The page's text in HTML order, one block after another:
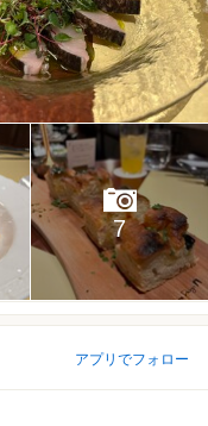
7
アプリでフォロー